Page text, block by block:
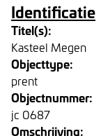
Identificatie
Titel(s):
Kasteel Megen
Objecttype:
prent
Objectnummer:
jc 0687
Omschrijving: